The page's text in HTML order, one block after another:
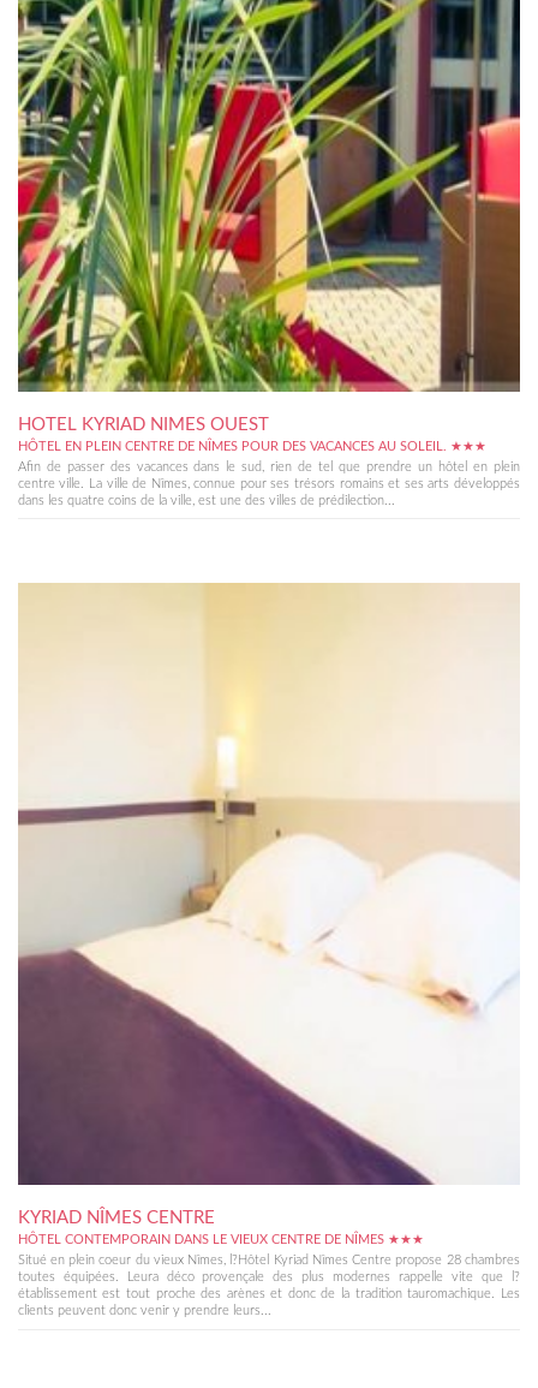
HOTEL KYRIAD NIMES OUEST
HÔTEL EN PLEIN CENTRE DE NÎMES POUR DES VACANCES AU SOLEIL. ★★★
Afin de passer des vacances dans le sud, rien de tel que prendre un hôtel en plein
centre ville. La ville de Nîmes, connue pour ses trésors romains et ses arts développés
dans les quatre coins de la ville, est une des villes de prédilection...
KYRIAD NÎMES CENTRE
HÔTEL CONTEMPORAIN DANS LE VIEUX CENTRE DE NÎMES ★★★
Situé en plein coeur du vieux Nîmes, l?Hôtel Kyriad Nîmes Centre propose 28 chambres
toutes équipées. Leura déco provençale des plus modernes rappelle vite que l?
établissement est tout proche des arènes et donc de la tradition tauromachique. Les
clients peuvent donc venir y prendre leurs...